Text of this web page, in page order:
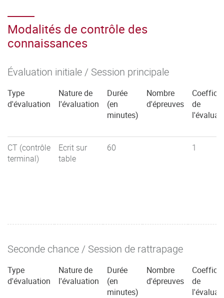
Modalités de contrôle des
connaissances
Évaluation initiale / Session principale
Type
d'évaluation
Nature de
l'évaluation
Durée
(en
minutes)
Nombre
d'épreuves
de
CT (contrôle
terminal)
Ecrit sur
table
60 1
Seconde chance / Session de rattrapage
Type
d'évaluation
Nature de
l'évaluation
Durée
(en
minutes)
Nombre
d'épreuves
de